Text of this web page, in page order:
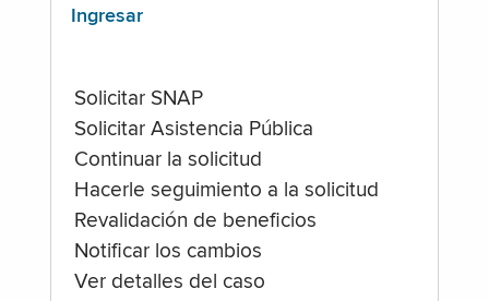
Ingresar
Solicitar SNAP
Solicitar Asistencia Pública
Continuar la solicitud
Hacerle seguimiento a la solicitud
Revalidación de beneficios
Notificar los cambios
Ver detalles del caso